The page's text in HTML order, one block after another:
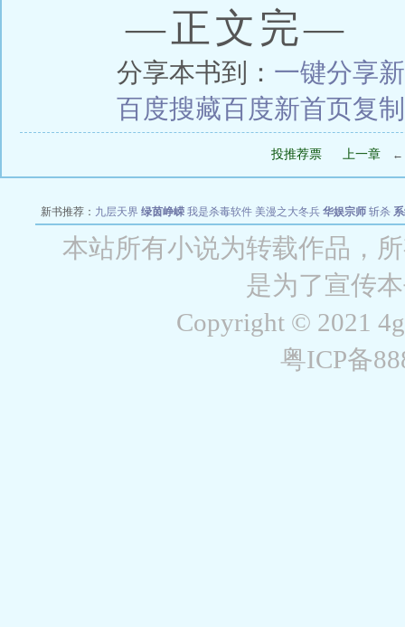
—正文完—
分享本书到： 一键分享
百度搜藏百度新首页复
投推荐票 上一章 ←
新书推荐： 九层天界 绿茵峥嵘 我是杀毒软件 美漫之大冬兵 华娱宗师 斩杀
战争天堂 混元道纪 教练万岁 都市全能巨星 绝对交易 全职武神 位面复
本站所有小说为转载作品，
是为了宣传
Copyright © 2021
粤ICP备